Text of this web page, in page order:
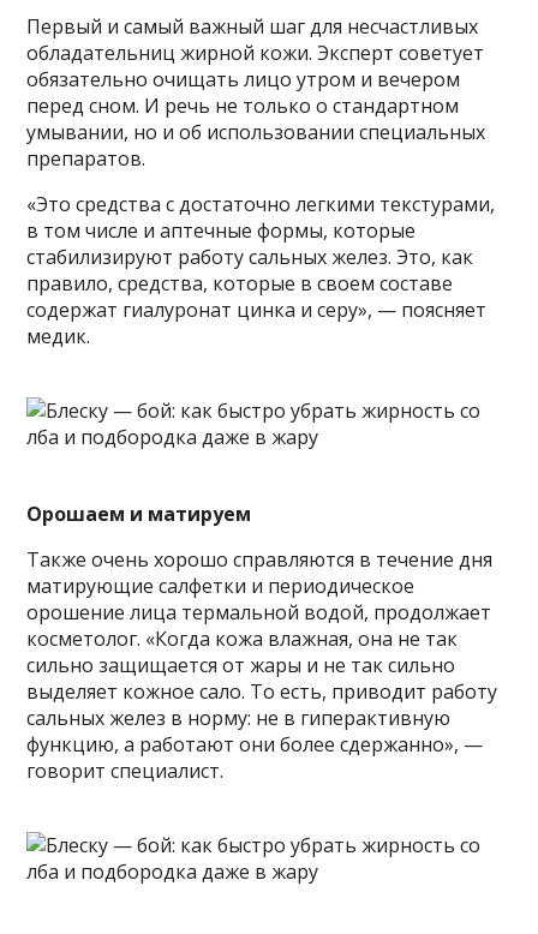
Первый и самый важный шаг для несчастливых
обладательниц жирной кожи. Эксперт советует
обязательно очищать лицо утром и вечером
перед сном. И речь не только о стандартном
умывании, но и об использовании специальных
препаратов.
«Это средства с достаточно легкими текстурами,
в том числе и аптечные формы, которые
стабилизируют работу сальных желез. Это, как
правило, средства, которые в своем составе
содержат гиалуронат цинка и серу», — поясняет
медик.
Орошаем и матируем
Также очень хорошо справляются в течение дня
матирующие салфетки и периодическое
орошение лица термальной водой, продолжает
косметолог. «Когда кожа влажная, она не так
сильно защищается от жары и не так сильно
выделяет кожное сало. То есть, приводит работу
сальных желез в норму: не в гиперактивную
функцию, а работают они более сдержанно», —
говорит специалист.